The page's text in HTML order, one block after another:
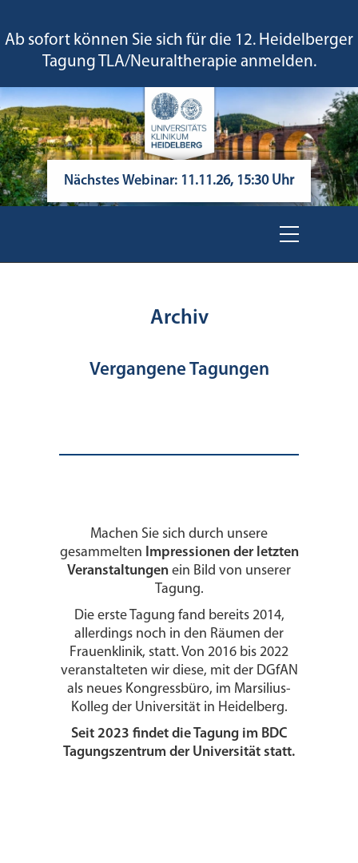
Ab sofort können Sie sich für die 12. Heidelberger
Tagung TLA/Neuraltherapie anmelden.
Nächstes Webinar: 11.11.26, 15:30 Uhr
Archiv
Vergangene Tagungen
Machen Sie sich durch unsere
gesammelten Impressionen der letzten
Veranstaltungen ein Bild von unserer
Tagung.
Die erste Tagung fand bereits 2014,
allerdings noch in den Räumen der
Frauenklinik, statt. Von 2016 bis 2022
veranstalteten wir diese, mit der DGfAN
als neues Kongressbüro, im Marsilius-
Kolleg der Universität in Heidelberg.
Seit 2023 findet die Tagung im BDC
Tagungszentrum der Universität statt.